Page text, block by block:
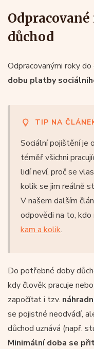
důchod
Odpracovanými roky
dobu platby
TIP NA
Sociální pojištění je
téměř všichni
lidí neví, proč se
kolik se jim reálně
V našem dalším
odpovědi na to,
kam a kolik.
Do potřebné doby
kdy člověk pracuje
započítat i tzv.
se pojistné neodvádí,
důchod uznává (např.
Minimální doba se